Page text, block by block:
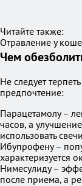
Читайте также:
Отравление у
Чем
Не следует
предпочтение:
Парацетамолу –
часов, а
использовать
Ибупрофену –
характеризуется
Нимесулиду –
после приема, а